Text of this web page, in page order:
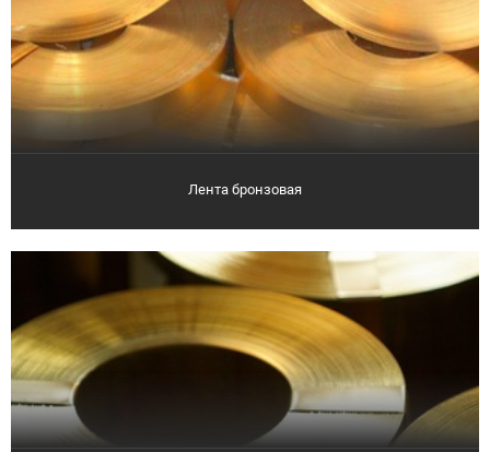
Лента бронзовая